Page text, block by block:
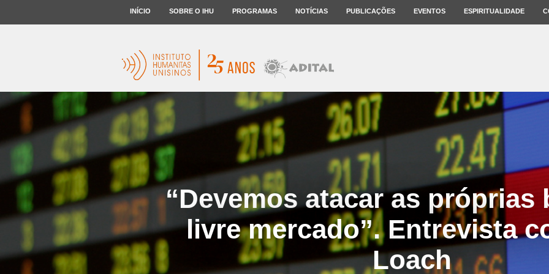
INÍCIO SOBRE O IHU PROGRAMAS NOTÍCIAS PUBLICAÇÕES EVENTOS ESPIRITUALIDADE
“Devemos atacar as próprias
livre mercado”. Entrevista
Loach